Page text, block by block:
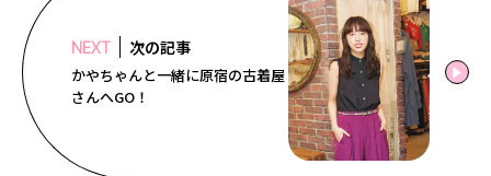
NEXT 次の記事
かやちゃんと一緒に原宿の古着屋
さんへGO！